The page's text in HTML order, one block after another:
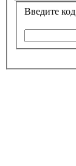
Введите код